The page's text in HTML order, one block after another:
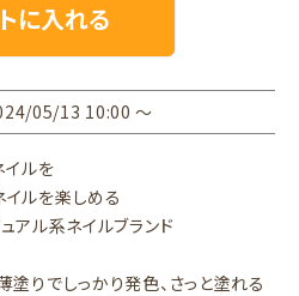
に入れる
05/13 10:00〜
イルを
イルを楽しめる
ル系ネイルブランド
塗りでしっかり発色、さっと塗れる